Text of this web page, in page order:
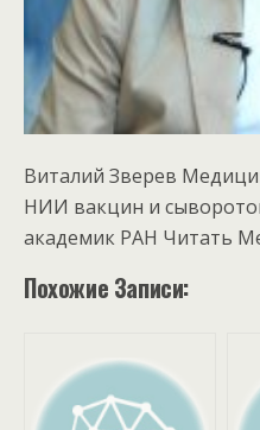
Виталий Зверев
НИИ вакцин и
академик РАН Читать
Похожие Записи: